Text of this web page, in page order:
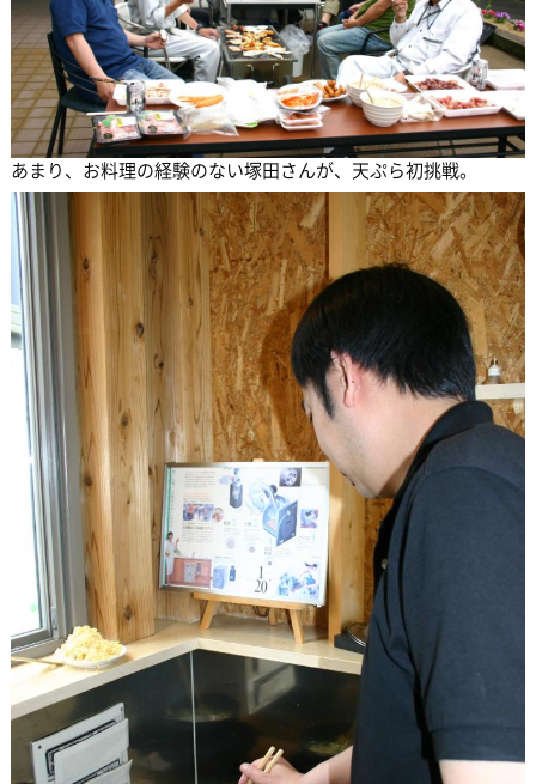
あまり、お料理の経験のない塚田さんが、天ぷら初挑戦。